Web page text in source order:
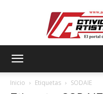
Inicio Etiquetas SODAIE